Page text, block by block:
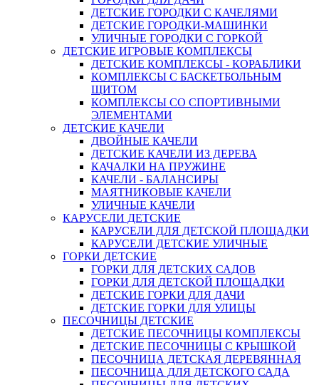
ДЕТСКИЕ ГОРОДКИ С КАЧЕЛЯМИ
ДЕТСКИЕ ГОРОДКИ-МАШИНКИ
УЛИЧНЫЕ ГОРОДКИ С ГОРКОЙ
ДЕТСКИЕ ИГРОВЫЕ КОМПЛЕКСЫ
ДЕТСКИЕ КОМПЛЕКСЫ - КОРАБЛИКИ
КОМПЛЕКСЫ С БАСКЕТБОЛЬНЫМ
ЩИТОМ
КОМПЛЕКСЫ СО СПОРТИВНЫМИ
ЭЛЕМЕНТАМИ
ДЕТСКИЕ КАЧЕЛИ
ДВОЙНЫЕ КАЧЕЛИ
ДЕТСКИЕ КАЧЕЛИ ИЗ ДЕРЕВА
КАЧАЛКИ НА ПРУЖИНЕ
КАЧЕЛИ - БАЛАНСИРЫ
МАЯТНИКОВЫЕ КАЧЕЛИ
УЛИЧНЫЕ КАЧЕЛИ
КАРУСЕЛИ ДЕТСКИЕ
КАРУСЕЛИ ДЛЯ ДЕТСКОЙ ПЛОЩАДКИ
КАРУСЕЛИ ДЕТСКИЕ УЛИЧНЫЕ
ГОРКИ ДЕТСКИЕ
ГОРКИ ДЛЯ ДЕТСКИХ САДОВ
ГОРКИ ДЛЯ ДЕТСКОЙ ПЛОЩАДКИ
ДЕТСКИЕ ГОРКИ ДЛЯ ДАЧИ
ДЕТСКИЕ ГОРКИ ДЛЯ УЛИЦЫ
ПЕСОЧНИЦЫ ДЕТСКИЕ
ДЕТСКИЕ ПЕСОЧНИЦЫ КОМПЛЕКСЫ
ДЕТСКИЕ ПЕСОЧНИЦЫ С КРЫШКОЙ
ПЕСОЧНИЦА ДЕТСКАЯ ДЕРЕВЯННАЯ
ПЕСОЧНИЦА ДЛЯ ДЕТСКОГО САДА